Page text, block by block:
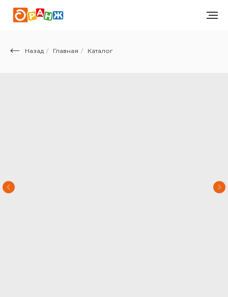
Назад / Главная / Каталог